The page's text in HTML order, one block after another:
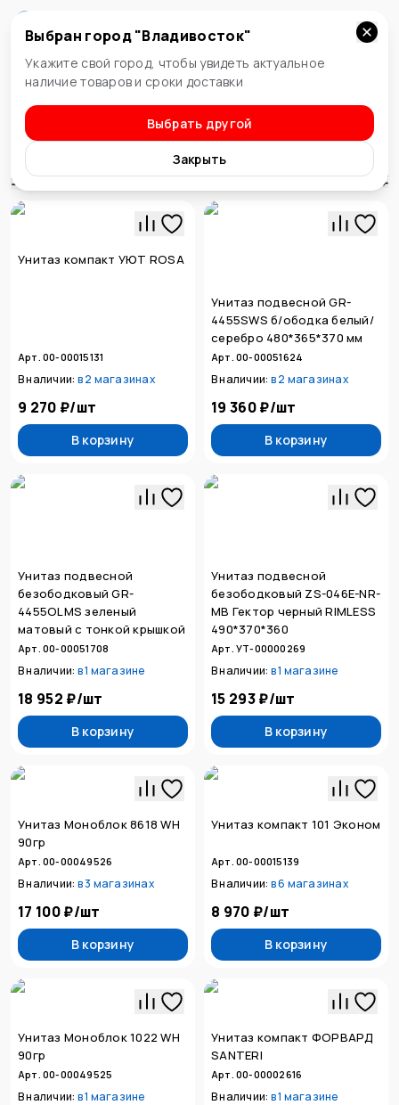
Владивосток
Выбран город "Владивосток"
Укажите свой город, чтобы увидеть актуальное
наличие товаров и сроки доставки
Выбрать другой
Закрыть
Унитазы и инсталляции
Унитазы
Сортировка
Унитаз компакт УЮТ ROSA
Арт. 00-00015131
В наличии: в2 магазинах
9 270 ₽/шт
В корзину
Унитаз подвесной GR-
4455SWS б/ободка белый/
серебро 480*365*370 мм
Арт. 00-00051624
В наличии: в2 магазинах
19 360 ₽/шт
В корзину
Унитаз подвесной
безободковый GR-
4455OLMS зеленый
матовый с тонкой крышкой
Арт. 00-00051708
В наличии: в1 магазине
18 952 ₽/шт
В корзину
Унитаз подвесной
безободковый ZS-046E-NR-
MB Гектор черный RIMLESS
490*370*360
Арт. УТ-00000269
В наличии: в1 магазине
15 293 ₽/шт
В корзину
Унитаз Моноблок 8618 WH
90гр
Арт. 00-00049526
В наличии: в3 магазинах
17 100 ₽/шт
В корзину
Унитаз компакт 101 Эконом
Арт. 00-00015139
В наличии: в6 магазинах
8 970 ₽/шт
В корзину
Унитаз Моноблок 1022 WH
90гр
Арт. 00-00049525
В наличии: в1 магазине
Унитаз компакт ФОРВАРД
SANTERI
Арт. 00-00002616
В наличии: в1 магазине